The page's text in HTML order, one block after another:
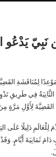
هَيْئَةُ الأُمَمِ المُتَّحِدَةِ يَوْمَ
فِي طَرِيقِ
دَلِيلًا عَلَى
دَامَ ثَمَانِيَةَ